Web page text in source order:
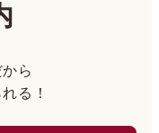
ら
る！